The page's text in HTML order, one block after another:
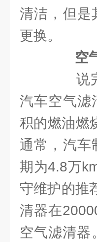
清洁，但是
更换。
空
说完
汽车空气滤
积的燃油燃
通常，汽车
期为4.8万
守维护的推
清器在
空气滤清器